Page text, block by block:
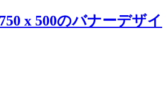
x 500のバナーデザイ